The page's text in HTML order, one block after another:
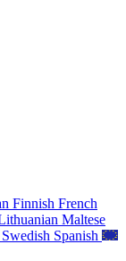
Finnish French
Maltese
Swedish Spanish